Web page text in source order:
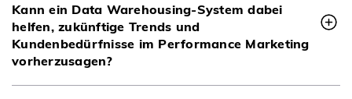
Kann ein Data Warehousing-System dabei
helfen, zukünftige Trends und
Kundenbedürfnisse im Performance Marketing
vorherzusagen?